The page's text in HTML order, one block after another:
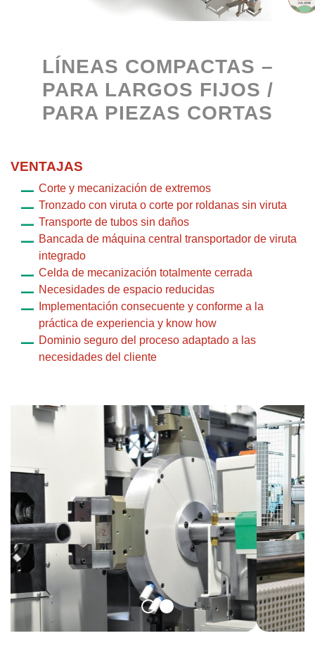
LÍNEAS COMPACTAS –
PARA LARGOS FIJOS /
PARA PIEZAS CORTAS
VENTAJAS
Corte y mecanización de extremos
Tronzado con viruta o corte por roldanas sin viruta
Transporte de tubos sin daños
Bancada de máquina central transportador de viruta
integrado
Celda de mecanización totalmente cerrada
Necesidades de espacio reducidas
Implementación consecuente y conforme a la
práctica de experiencia y know how
Dominio seguro del proceso adaptado a las
necesidades del cliente